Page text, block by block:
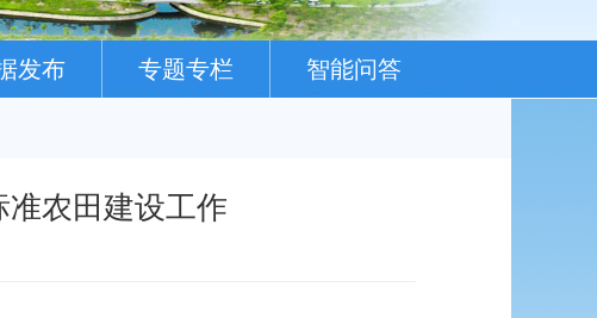
发布 专题专栏 智能问答
农田建设工作